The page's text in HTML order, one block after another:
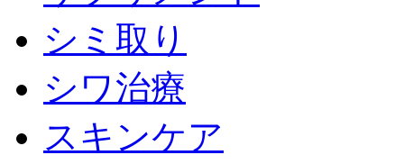
シミ取り
シワ治療
スキンケア